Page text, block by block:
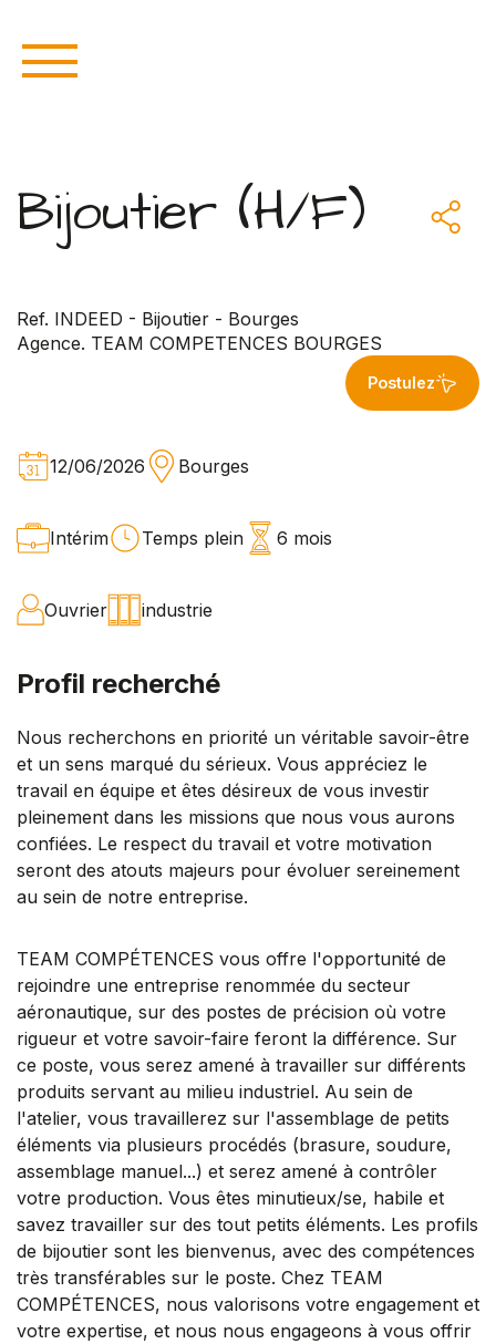
Bijoutier (H/F)
Ref. INDEED - Bijoutier - Bourges
Agence. TEAM COMPETENCES BOURGES
Postulez
12/06/2026 Bourges
Intérim Temps plein 6 mois
Ouvrier industrie
Profil recherché
Nous recherchons en priorité un véritable savoir-être
et un sens marqué du sérieux. Vous appréciez le
travail en équipe et êtes désireux de vous investir
pleinement dans les missions que nous vous aurons
confiées. Le respect du travail et votre motivation
seront des atouts majeurs pour évoluer sereinement
au sein de notre entreprise.
TEAM COMPÉTENCES vous offre l'opportunité de
rejoindre une entreprise renommée du secteur
aéronautique, sur des postes de précision où votre
rigueur et votre savoir-faire feront la différence. Sur
ce poste, vous serez amené à travailler sur différents
produits servant au milieu industriel. Au sein de
l'atelier, vous travaillerez sur l'assemblage de petits
éléments via plusieurs procédés (brasure, soudure,
assemblage manuel...) et serez amené à contrôler
votre production. Vous êtes minutieux/se, habile et
savez travailler sur des tout petits éléments. Les profils
de bijoutier sont les bienvenus, avec des compétences
très transférables sur le poste. Chez TEAM
COMPÉTENCES, nous valorisons votre engagement et
votre expertise, et nous nous engageons à vous offrir